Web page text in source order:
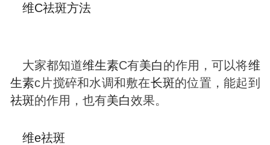
维C祛斑方法
大家都知道维生素C有美白的作用，可以将维
生素c片搅碎和水调和敷在长斑的位置，能起到
祛斑的作用，也有美白效果。
维e祛斑